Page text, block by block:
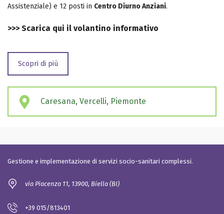
Assistenziale) e 12 posti in Centro Diurno Anziani.
>>> Scarica qui il volantino informativo
Scopri di più
Caresana, Vercelli, Piemonte
Gestione e implementazione di servizi socio-sanitari complessi.
via Piacenza 11, 13900, Biella (BI)
+39 015/813401